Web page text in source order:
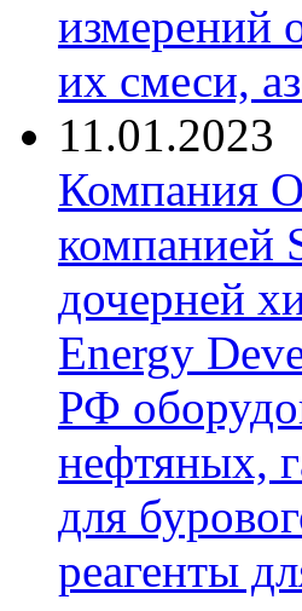
измерений
их смеси,
11.01.2023
Компания
компанией
дочерней
Energy
РФ
нефтяных,
для
реагенты